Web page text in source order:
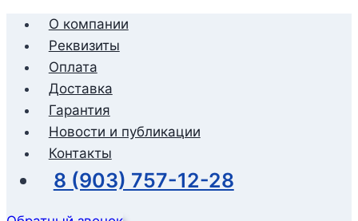
Перейти
содержимому
О компании
Реквизиты
Оплата
Доставка
Гарантия
Новости и публикации
Контакты
8 (903) 757-12-28